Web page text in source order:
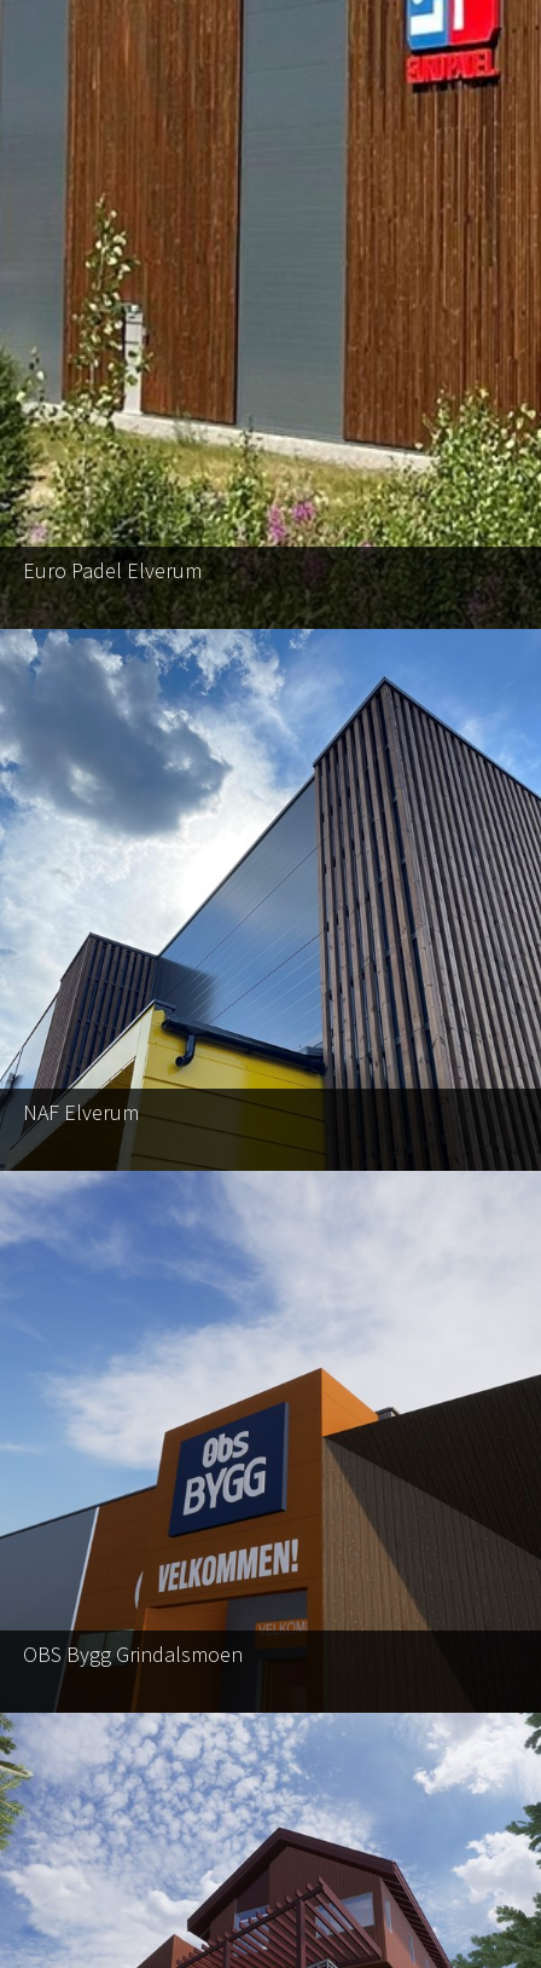
Euro Padel Elverum
NAF Elverum
OBS Bygg Grindalsmoen